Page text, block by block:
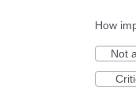
How
Not